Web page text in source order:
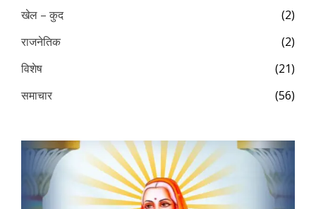
खेल – कुद
(2)
राजनेतिक
(2)
विशेष
(21)
समाचार
(56)